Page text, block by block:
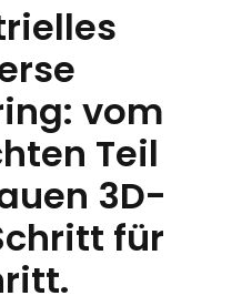
vom
Teil
3D-
für